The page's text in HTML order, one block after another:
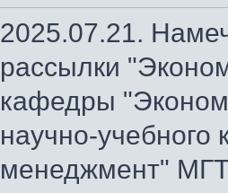
2025.07.21.
рассылки
кафедры
научно-
менеджмент"